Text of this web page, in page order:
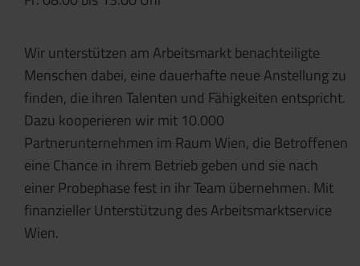
Wir unterstützen am Arbeitsmarkt benachteiligte
Menschen dabei, eine dauerhafte neue Anstellung zu
finden, die ihren Talenten und Fähigkeiten entspricht.
Dazu kooperieren wir mit 10.000
Partnerunternehmen im Raum Wien, die Betroffenen
eine Chance in ihrem Betrieb geben und sie nach
einer Probephase fest in ihr Team übernehmen. Mit
finanzieller Unterstützung des Arbeitsmarktservice
Wien.